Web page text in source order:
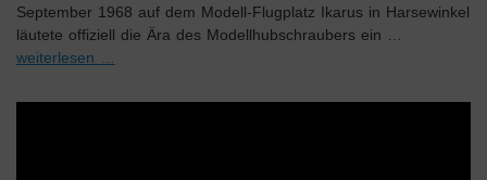
September 1968 auf dem Modell-Flugplatz Ikarus in Harsewinkel
läutete offiziell die Ära des Modellhubschraubers ein …
weiterlesen …